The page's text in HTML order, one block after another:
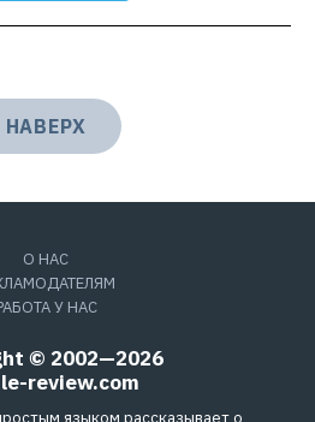
НАВЕРХ
О НАС
У НАС
© 2002—2026
review.com
языком рассказывает о